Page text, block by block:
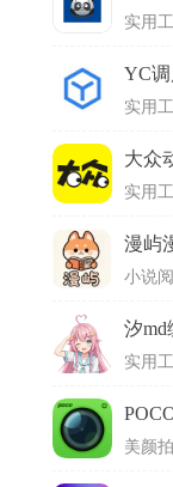
实用
YC
实用
大众
实用
漫屿
小说
汐md
实用
美颜